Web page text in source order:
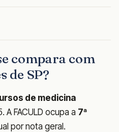
compara com
de SP?
de medicina
A FACULD ocupa a 7ª
por nota geral.